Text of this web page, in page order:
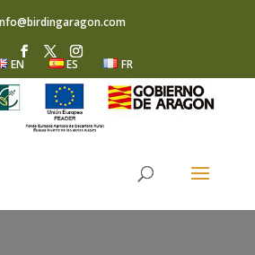
EN ES FR